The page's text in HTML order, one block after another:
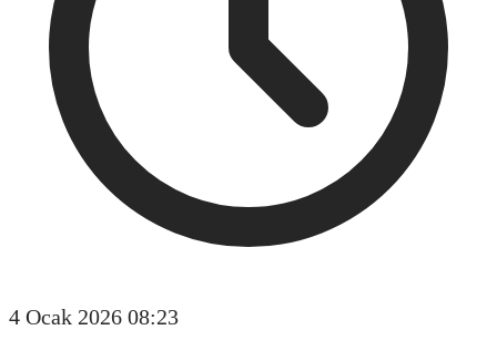
4 Ocak 2026 08:23